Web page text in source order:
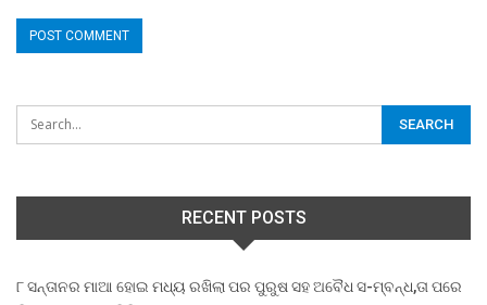
RECENT POSTS
୮ ସନ୍ତାନର ମାଆ ହୋଇ ମଧ୍ୟ ରଖିଲା ପର ପୁରୁଷ ସହ ଅବୈଧ ସ-ମ୍ବନ୍ଧ,ତା ପରେ